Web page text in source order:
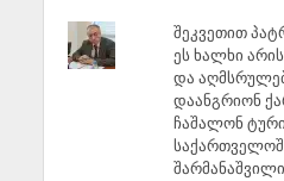
შეკვეთით
ეს ხალხი
და
დაანგრიონ
ჩაშალონ